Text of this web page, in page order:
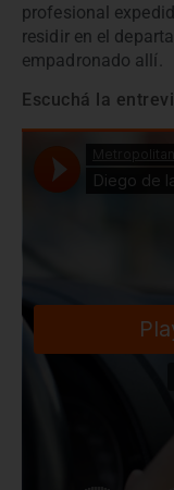
profesional
residir en el
empadronado allí.
Escuchá la